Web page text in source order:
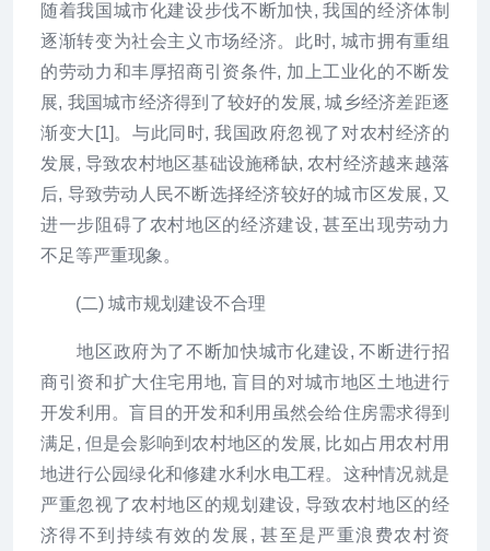
随着我国城市化建设步伐不断加快, 我国的经济体制
逐渐转变为社会主义市场经济。此时, 城市拥有重组
的劳动力和丰厚招商引资条件, 加上工业化的不断发
展, 我国城市经济得到了较好的发展, 城乡经济差距逐
渐变大[1]。与此同时, 我国政府忽视了对农村经济的
发展, 导致农村地区基础设施稀缺, 农村经济越来越落
后, 导致劳动人民不断选择经济较好的城市区发展, 又
进一步阻碍了农村地区的经济建设, 甚至出现劳动力
不足等严重现象。
(二) 城市规划建设不合理
地区政府为了不断加快城市化建设, 不断进行招
商引资和扩大住宅用地, 盲目的对城市地区土地进行
开发利用。盲目的开发和利用虽然会给住房需求得到
满足, 但是会影响到农村地区的发展, 比如占用农村用
地进行公园绿化和修建水利水电工程。这种情况就是
严重忽视了农村地区的规划建设, 导致农村地区的经
济得不到持续有效的发展, 甚至是严重浪费农村资